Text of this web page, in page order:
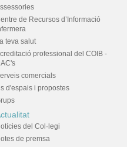
de Recursos d’Informació
teva salut
professional del COIB -
comercials
d'espais i propostes
del Col·legi
de premsa